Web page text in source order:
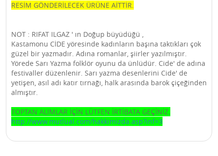
RESİM GÖNDERİLECEK ÜRÜNE AİTTİR.
NOT : RIFAT ILGAZ ' ın Doğup büyüdüğü ,
Kastamonu CİDE yöresinde kadınların başına taktıkları çok
güzel bir yazmadır. Adına romanlar, şiirler yazılmıştır.
Yörede Sarı Yazma folklör oyunu da ünlüdür. Cide' de adına
festivaller düzenlenir. Sarı yazma desenlerini Cide' de
yetişen, asıl adı katır tırnağı, halk arasında barok çiçeğinden
almıştır.
TOPTAN ALIMLAR İÇİN LÜTFEN İRTİBATA GEÇİNİZ.
http://www.mutlual.com/hakkimizda.asp?inf=3